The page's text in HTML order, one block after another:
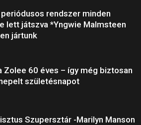
rendszer minden
lett játszva *Yngwie Malmsteen
jártunk
Zolee 60 éves – így még biztosan
születésnapot
Szupersztár -Marilyn Manson